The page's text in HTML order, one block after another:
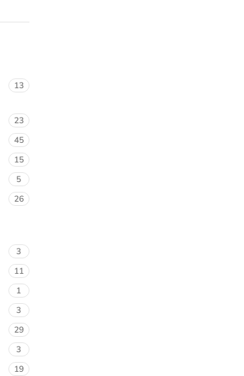
13
23
45
15
5
26
3
11
1
3
29
3
19